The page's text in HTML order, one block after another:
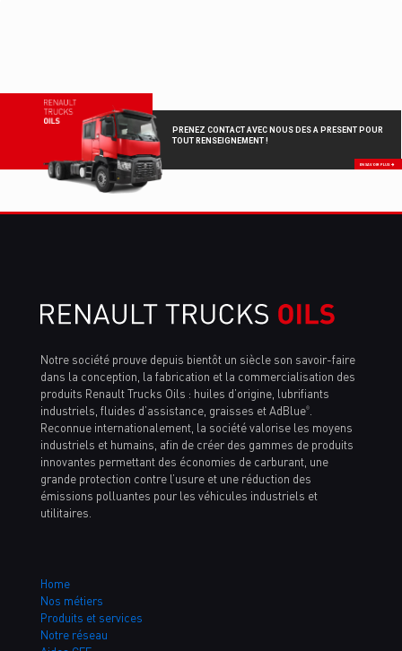
PRENEZ CONTACT AVEC NOUS DES A PRESENT POUR
TOUT RENSEIGNEMENT !
EN SAVOIR PLUS
Notre société prouve depuis bientôt un siècle son savoir-faire
dans la conception, la fabrication et la commercialisation des
produits Renault Trucks Oils : huiles d’origine, lubrifiants
industriels, fluides d’assistance, graisses et AdBlue®.
Reconnue internationalement, la société valorise les moyens
industriels et humains, afin de créer des gammes de produits
innovantes permettant des économies de carburant, une
grande protection contre l’usure et une réduction des
émissions polluantes pour les véhicules industriels et
utilitaires.
Home
Nos métiers
Produits et services
Notre réseau